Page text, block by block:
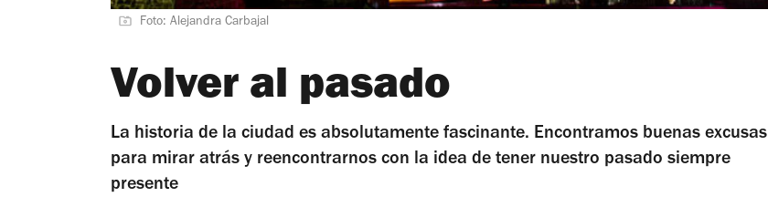
Foto: Alejandra Carbajal
Volver al pasado
La historia de la ciudad es absolutamente fascinante. Encontramos buenas excusas
para mirar atrás y reencontrarnos con la idea de tener nuestro pasado siempre
presente